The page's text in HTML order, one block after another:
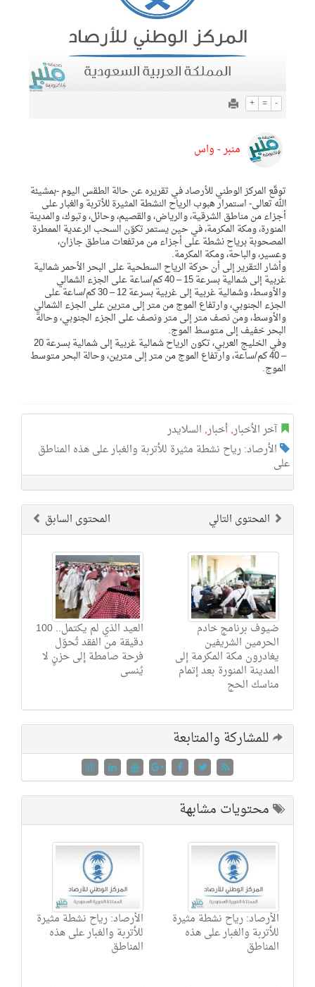
+ = -
منبر - واس
توقّع المركز الوطني للأرصاد في تقريره عن حالة الطقس اليوم -بمشيئة
الله تعالى- استمرار هبوب الرياح النشطة المثيرة للأتربة والغبار على
أجزاء من مناطق الشرقية، والرياض، والقصيم، وحائل، وتبوك، والمدينة
المنورة، ومكة المكرمة، في حين يستمر تكوّن السحب الرعدية الممطرة
المصحوبة برياح نشطة على أجزاء من مرتفعات مناطق جازان،
وعسير، والباحة، ومكة المكرمة.
وأشار التقرير إلى أن حركة الرياح السطحية على البحر الأحمر شمالية
غربية إلى شمالية بسرعة 15 – 40 كم/ساعة على الجزء الشمالي
والأوسط، وشمالية غربية إلى غربية بسرعة 12 – 30 كم/ساعة على
الجزء الجنوبي، وارتفاع الموج من متر إلى مترين على الجزء الشمالي
والأوسط، ومن نصف متر إلى متر ونصف على الجزء الجنوبي، وحالة
البحر خفيف إلى متوسط الموج.
وفي الخليج العربي، تكون الرياح شمالية غربية إلى شمالية بسرعة 20
– 40 كم/ساعة، وارتفاع الموج من متر إلى مترين، وحالة البحر متوسط
الموج.
آخر الأخبار,أخبار, السلايدر
الأرصاد: رياح نشطة مثيرة للأتربة والغبار على هذه المناطق
على
المحتوى السابق المحتوى التالي
العيد الذي لم يكتمل.. 100
دقيقة من الفقد تُحوّل
فرحة صامطة إلى حزنٍ لا
يُنسى
ضيوف برنامج خادم
الحرمين الشريفين
يغادرون مكة المكرمة إلى
المدينة المنورة بعد إتمام
مناسك الحج
للمشاركة والمتابعة
محتويات مشابهة
الأرصاد: رياح نشطة مثيرة
للأتربة والغبار على هذه
المناطق
الأرصاد: رياح نشطة مثيرة
للأتربة والغبار على هذه
المناطق